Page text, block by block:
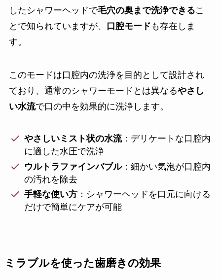
したシャワーヘッドで毛穴の奥まで洗浄できるこ
とで知られていますが、
口腔モード も存在しま
す。
このモードは口腔内の洗浄を目的として設計され
ており、通常のシャワーモードとは異なるやさし
い水流で口の中を効果的に洗浄します。
やさしいミスト状の水流：デリケートな口腔内
に適した水圧で洗浄
ウルトラファインバブル：細かい気泡が口腔内
の汚れを除去
手軽な使い方 ：シャワーヘッドを口元に向ける
だけで簡単にケアが可能
ミラブルを使った歯磨きの効果